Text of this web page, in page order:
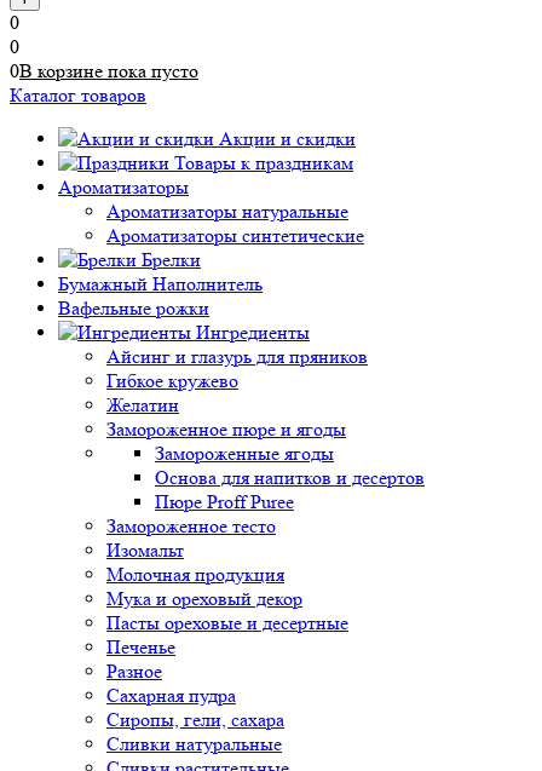
0
0
0В корзине пока пусто
Каталог товаров
Акции и скидки
Товары к праздникам
Ароматизаторы
Ароматизаторы натуральные
Ароматизаторы синтетические
Брелки
Бумажный Наполнитель
Вафельные рожки
Ингредиенты
Айсинг и глазурь для пряников
Гибкое кружево
Желатин
Замороженное пюре и ягоды
Замороженные ягоды
Основа для напитков и десертов
Пюре Proff Puree
Замороженное тесто
Изомальт
Молочная продукция
Мука и ореховый декор
Пасты ореховые и десертные
Печенье
Разное
Сахарная пудра
Сиропы, гели, сахара
Сливки натуральные